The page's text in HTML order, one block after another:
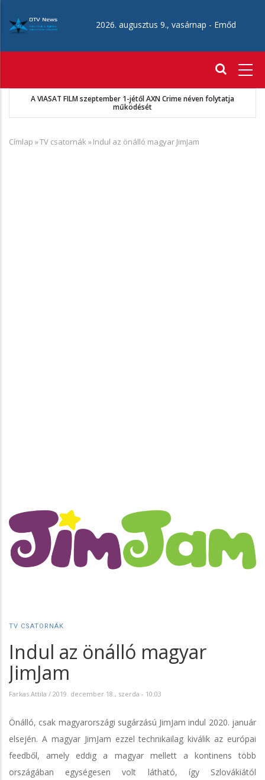
tartalomra
2026. augusztus 9., vasárnap - Emőd
A VIASAT FILM szeptember 1-jétől AXN Crime néven folytatja
működését
Morzsa
Címlap »TV csatornák »Indul az önálló magyar JimJam
TV CSATORNÁK
Indul az önálló magyar
JimJam
Farkas Attila / 2019. december 18., szerda - 10:03
Önálló, csak magyarországi sugárzású JimJam indul 2020. január
elsején. A magyar JimJam ezzel technikailag kiválik az európai
feedből, amely eddig a magyar mellett a kontinens több
országában egységesen volt látható, így Szlovákiától